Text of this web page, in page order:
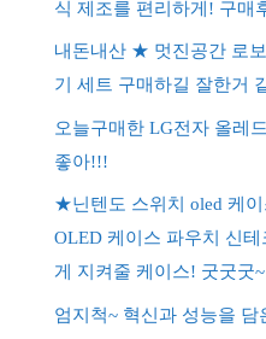
식 제조를 편리하게! 구매
내돈내산 ★ 멋진공간 로
기 세트 구매하길 잘한거
오늘구매한 LG전자 올레
좋아!!!
★닌텐도 스위치 oled 케
OLED 케이스 파우치 신
게 지켜줄 케이스! 굿굿굿~
엄지척~ 혁신과 성능을